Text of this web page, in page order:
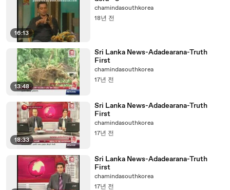
16:13
chamindasouthkorea
18년 전
13:48
Sri Lanka News-Adadearana-Truth
First
chamindasouthkorea
17년 전
18:33
Sri Lanka News-Adadearana-Truth
First
chamindasouthkorea
17년 전
Sri Lanka News-Adadearana-Truth
First
chamindasouthkorea
17년 전